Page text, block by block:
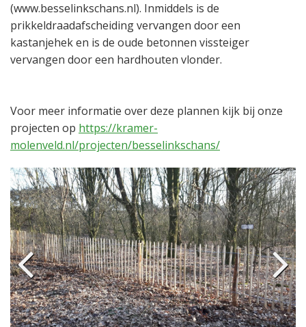
(www.besselinkschans.nl). Inmiddels is de
prikkeldraadafscheiding vervangen door een
kastanjehek en is de oude betonnen vissteiger
vervangen door een hardhouten vlonder.
Voor meer informatie over deze plannen kijk bij onze
projecten op https://kramer-
molenveld.nl/projecten/besselinkschans/